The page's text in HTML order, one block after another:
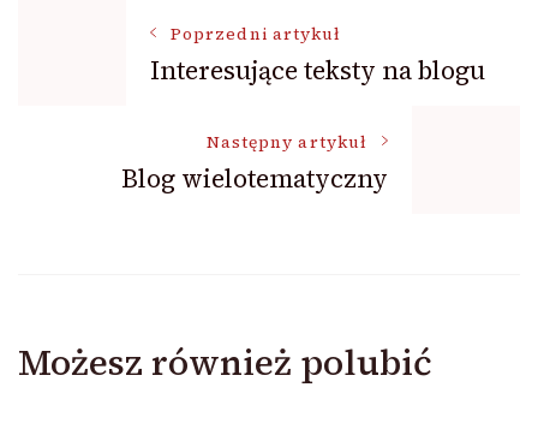
NawigacjaPoprzedni artykuł
Interesujące teksty na blogu
Następny artykuł
Blog wielotematyczny
Możesz również polubić